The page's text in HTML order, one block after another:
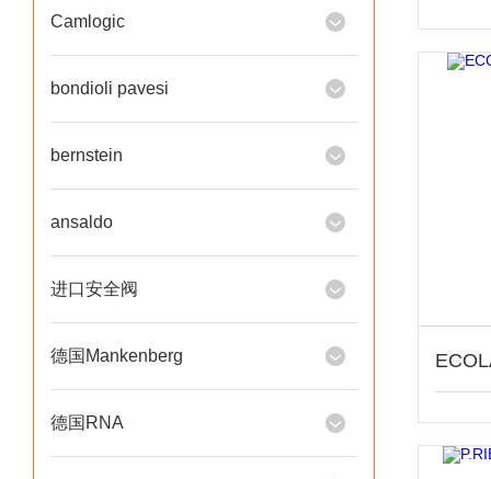
Camlogic
bondioli pavesi
bernstein
ansaldo
进口安全阀
德国Mankenberg
德国RNA